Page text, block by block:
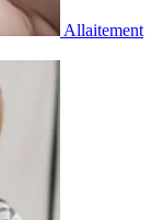
Allaitement